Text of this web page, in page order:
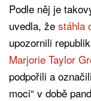
Podle něj je
uvedla, že stáhla
upozornili
Marjorie Taylor
podpořili a
moci“ v době